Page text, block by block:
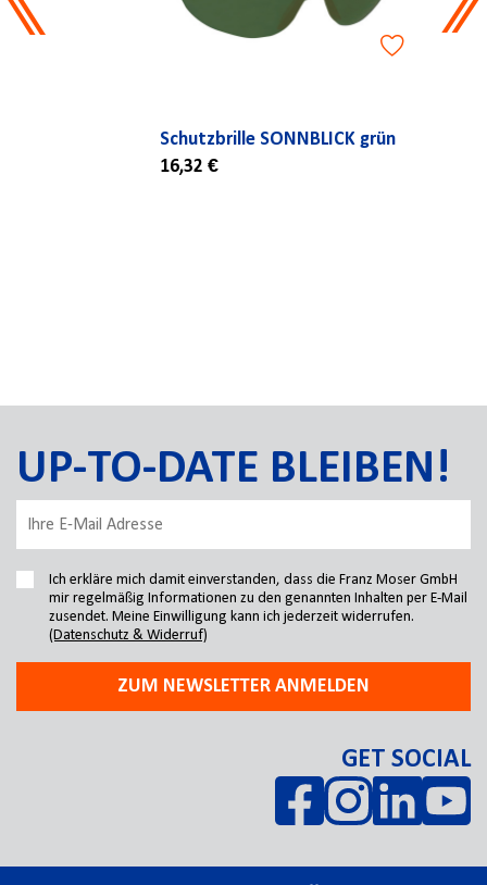
Schutzbrille SONNBLICK grün
16,32 €
UP-TO-DATE BLEIBEN!
Ich erkläre mich damit einverstanden, dass die Franz Moser GmbH
mir regelmäßig Informationen zu den genannten Inhalten per E-Mail
zusendet. Meine Einwilligung kann ich jederzeit widerrufen.
(Datenschutz & Widerruf)
ZUM NEWSLETTER ANMELDEN
GET SOCIAL